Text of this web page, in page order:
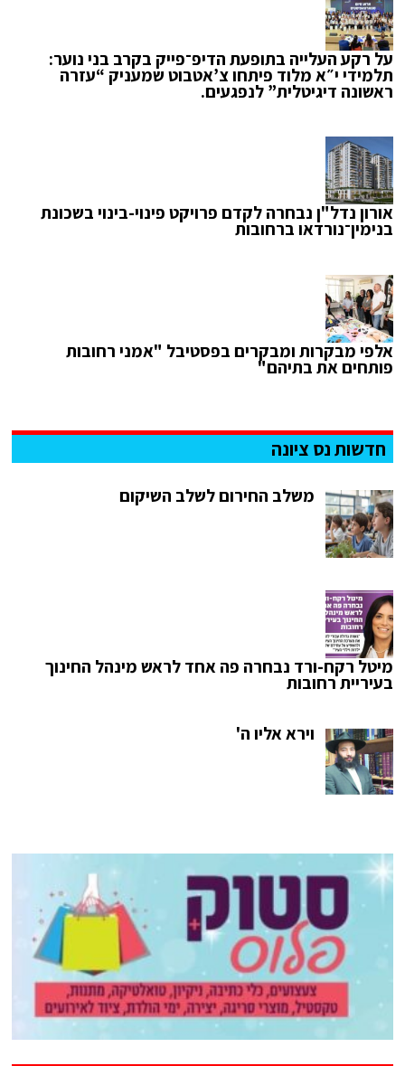
על רקע העלייה בתופעת הדיפ־פייק בקרב בני נוער:
תלמידי י״א מלוד פיתחו צ’אטבוט שמעניק “עזרה
ראשונה דיגיטלית” לנפגעים.
אורון נדל"ן נבחרה לקדם פרויקט פינוי-בינוי בשכונת
בנימין־נורדאו ברחובות
אלפי מבקרות ומבקרים בפסטיבל "אמני רחובות
פותחים את בתיהם"
חדשות נס ציונה
משלב החירום לשלב השיקום
מיטל רקח-ורד נבחרה פה אחד לראש מינהל החינוך
בעיריית רחובות
וירא אליו ה'